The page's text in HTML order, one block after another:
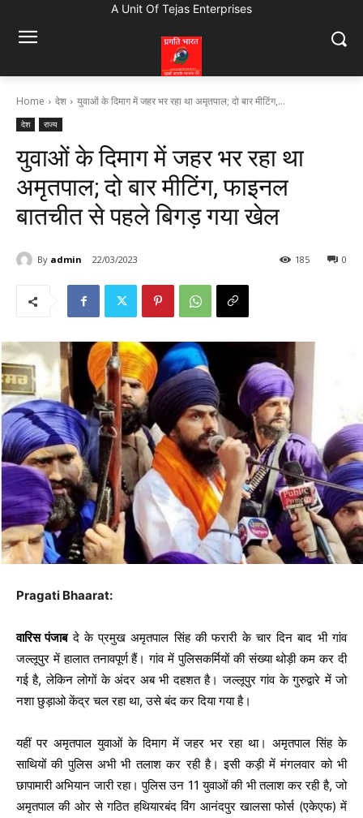
A Unit Of Tejas Enterprises
Home देश युवाओं के दिमाग में जहर भर रहा था अमृतपाल; दो बार मीटिंग,...
देश राज्य
युवाओं के दिमाग में जहर भर रहा था
अमृतपाल; दो बार मीटिंग, फाइनल
बातचीत से पहले बिगड़ गया खेल
By admin 22/03/2023 0
185
Pragati Bhaarat:
वारिस पंजाबदे के प्रमुख अमृतपाल सिंह की फरारी के चार दिन बाद भी गांव
जल्लूपुर में हालात तनावपूर्ण हैं। गांव में पुलिसकर्मियों की संख्या थोड़ी कम कर दी
गई है, लेकिन लोगों के अंदर अब भी दहशत है। जल्लूपुर गांव के गुरुद्वारे में जो
नशा छुड़ाओ केंद्र चल रहा था, उसे बंद कर दिया गया है।
यहीं पर अमृतपाल युवाओं के दिमाग में जहर भर रहा था। अमृतपाल सिंह के
साथियों की पुलिस अभी भी तलाश कर रही है। इसी कड़ी में मंगलवार को भी
छापामारी अभियान जारी रहा। पुलिस उन 11 युवाओं की भी तलाश कर रही है, जो
अमृतपाल की ओर से गठित हथियारबंद विंग आनंदपुर खालसा फोर्स (एकेएफ) में